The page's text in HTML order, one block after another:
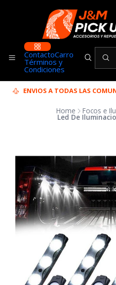
ContactoCarro
Términos y
Condiciones
ENVIOS A TODAS LAS
Home Focos e
Led De